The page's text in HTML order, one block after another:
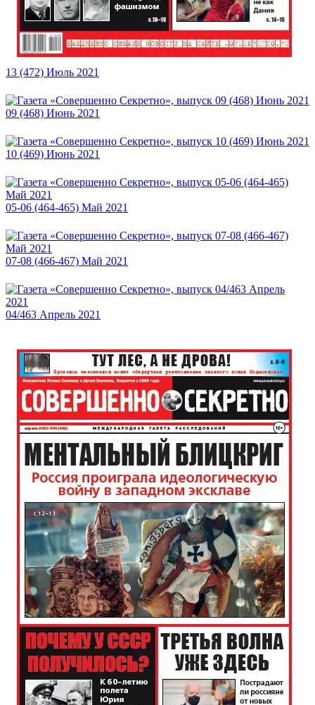
13 (472) Июль 2021
09 (468) Июнь 2021
10 (469) Июнь 2021
05-06 (464-465) Май 2021
07-08 (466-467) Май 2021
04/463 Апрель 2021